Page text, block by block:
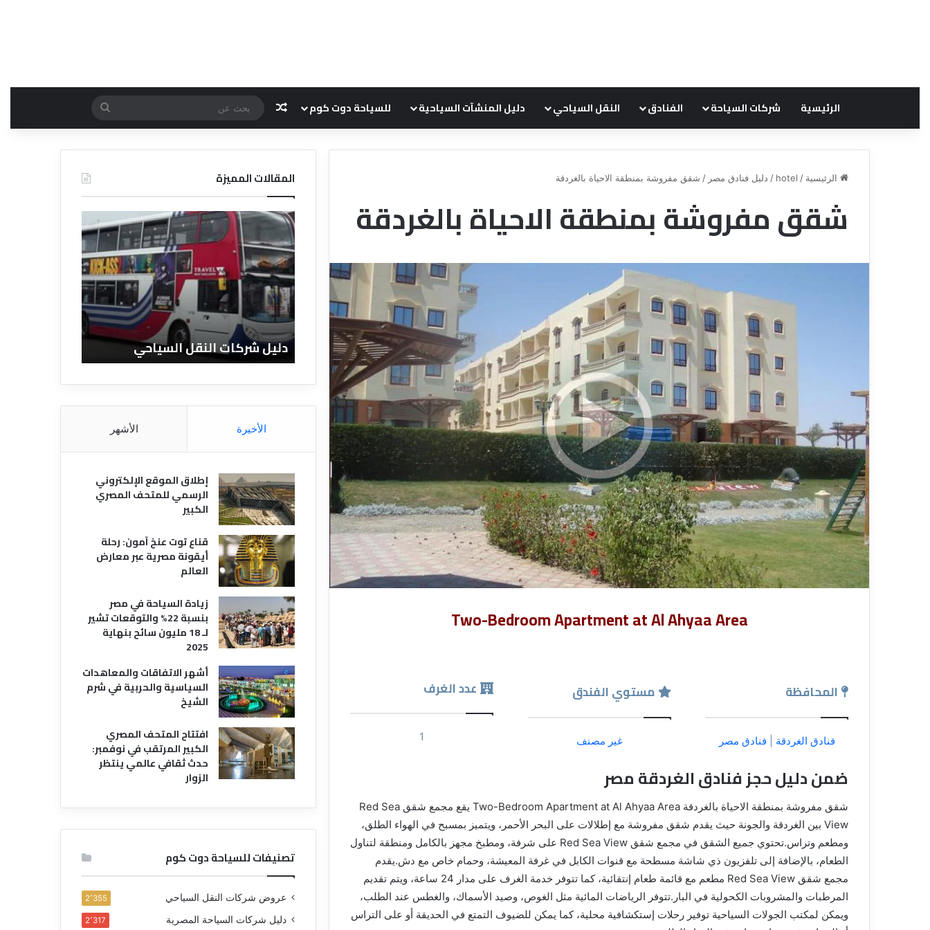
الرئيسية شركات السياحة الفنادق النقل السياحي دليل المنشآت السياحية للسياحة دوت كوم مقال عشوائي
عن
الرئيسية /
hotel
/ دليل فنادق مصر / شقق مفروشة بمنطقة الاحياة بالغردقة
شقق مفروشة بمنطقة الاحياة بالغردقة
Two-Bedroom Apartment at Al Ahyaa Area
المحافظة
فنادق الغردقة فنادق مصر
مستوي الفندق
غير مصنف
عدد الغرف
1
ضمن دليل حجز فنادق الغردقة مصر
شقق مفروشة بمنطقة الاحياة بالغردقة Two-Bedroom Apartment at Al Ahyaa Area يقع مجمع شقق Red Sea
View بين الغردقة والجونة حيث يقدم شقق مفروشة مع إطلالات على البحر الأحمر، ويتميز بمسبح في الهواء الطلق،
ومطعم وتراس.تحتوي جميع الشقق في مجمع شقق Red Sea View على شرفة، ومطبخ مجهز بالكامل ومنطقة لتناول
الطعام، بالإضافة إلى تلفزيون ذي شاشة مسطحة مع قنوات الكابل في غرفة المعيشة، وحمام خاص مع دش.يقدم
مجمع شقق Red Sea View مطعم مع قائمة طعام إنتقائية، كما تتوفر خدمة الغرف على مدار 24 ساعة، ويتم تقديم
المرطبات والمشروبات الكحولية في البار.تتوفر الرياضات المائية مثل الغوص، وصيد الأسماك، والغطس عند الطلب،
ويمكن لمكتب الجولات السياحية توفير رحلات إستكشافية محلية، كما يمكن للضيوف التمتع في الحديقة أو على التراس
المقالات المميزة
قناة للسياحة دوت كوم – عروض
ع
ر
ض
ش
ك
ا
ت
ا
ل
ل
ا
ل
س
ي
ا
ح
ي
عروض شركات النقل السياحي
ل
ش
ر
ت
ا
ل
ن
ق
ل
ا
ل
س
ا
ح
ي
دليل شركات النقل السياحي
د
ي
ل
ا
ل
ن
ا
د
ق
م
ر
ي
دليل الفنادق المصرية
الأخيرة الأشهر
إطلاق الموقع الإلكتروني
الرسمي للمتحف المصري
الكبير
قناع توت عنخ آمون: رحلة
أيقونة مصرية عبر معارض
العالم
زيادة السياحة في مصر
بنسبة 22% والتوقعات تشير
لـ 18 مليون سائح بنهاية
2025
أشهر الاتفاقات والمعاهدات
السياسية والحربية في شرم
الشيخ
افتتاح المتحف المصري
الكبير المرتقب في نوفمبر:
حدث ثقافي عالمي ينتظر
الزوار
تصنيفات للسياحة دوت كوم
عروض شركات النقل السياحي 2٬355
دليل شركات السياحة المصرية 2٬317